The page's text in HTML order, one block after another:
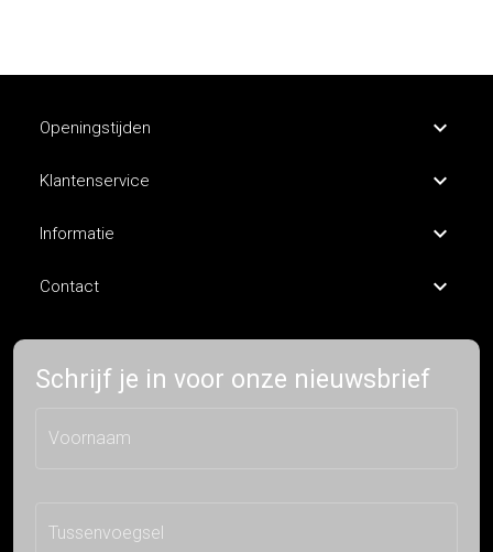
Openingstijden
Klantenservice
Informatie
Contact
Schrijf je in voor onze nieuwsbrief
Voornaam
Tussenvoegsel